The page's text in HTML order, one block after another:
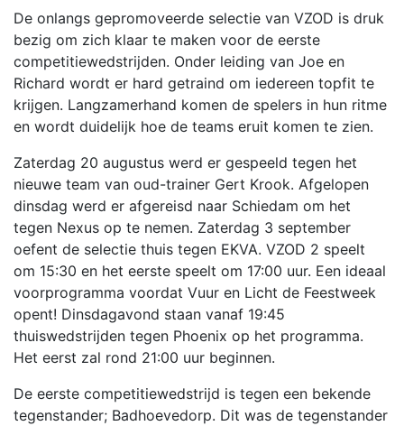
De onlangs gepromoveerde selectie van VZOD is druk
bezig om zich klaar te maken voor de eerste
competitiewedstrijden. Onder leiding van Joe en
Richard wordt er hard getraind om iedereen topfit te
krijgen. Langzamerhand komen de spelers in hun ritme
en wordt duidelijk hoe de teams eruit komen te zien.
Zaterdag 20 augustus werd er gespeeld tegen het
nieuwe team van oud-trainer Gert Krook. Afgelopen
dinsdag werd er afgereisd naar Schiedam om het
tegen Nexus op te nemen. Zaterdag 3 september
oefent de selectie thuis tegen EKVA. VZOD 2 speelt
om 15:30 en het eerste speelt om 17:00 uur. Een ideaal
voorprogramma voordat Vuur en Licht de Feestweek
opent! Dinsdagavond staan vanaf 19:45
thuiswedstrijden tegen Phoenix op het programma.
Het eerst zal rond 21:00 uur beginnen.
De eerste competitiewedstrijd is tegen een bekende
tegenstander; Badhoevedorp. Dit was de tegenstander